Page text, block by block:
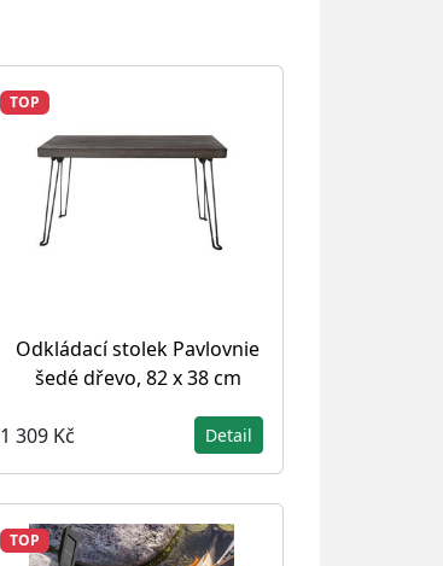
TOP
Odkládací stolek Pavlovnie
šedé dřevo, 82 x 38 cm
1 309 Kč Detail
TOP